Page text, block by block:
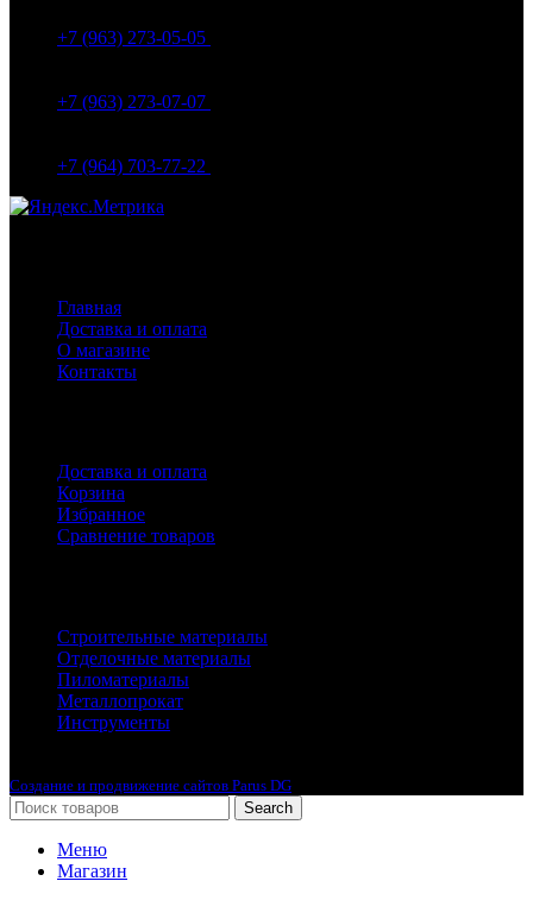
+7 (963) 273-05-05
+7 (963) 273-07-07
+7 (964) 703-77-22
Главная
Доставка и оплата
О магазине
Контакты
Доставка и оплата
Корзина
Избранное
Сравнение товаров
Строительные материалы
Отделочные материалы
Пиломатериалы
Металлопрокат
Инструменты
Создание и продвижение сайтов Parus DG
Search
Меню
Магазин